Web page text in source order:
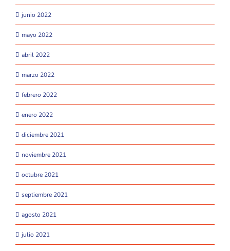
junio 2022
mayo 2022
abril 2022
marzo 2022
febrero 2022
enero 2022
diciembre 2021
noviembre 2021
octubre 2021
septiembre 2021
agosto 2021
julio 2021